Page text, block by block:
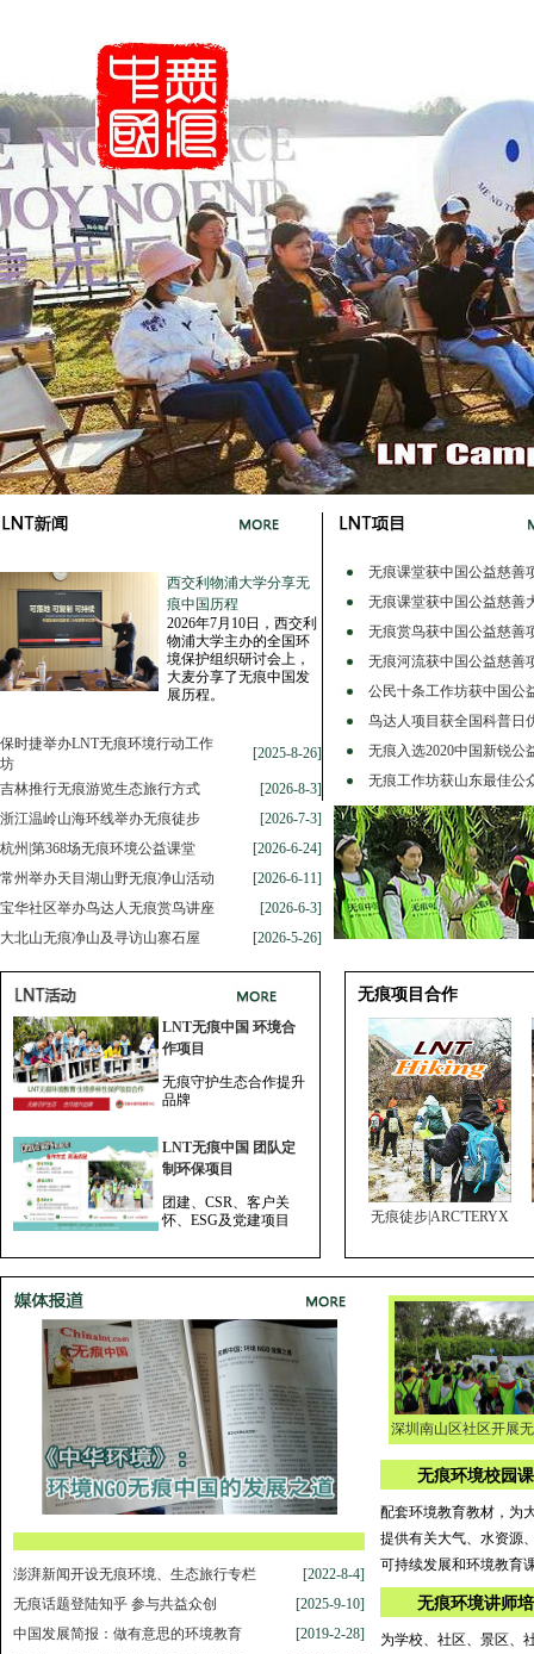
西交利物浦大学分享无
痕中国历程
2026年7月10日，西交利
物浦大学主办的全国环
境保护组织研讨会上，
大麦分享了无痕中国发
展历程。
保时捷举办LNT无痕环境行动工作
坊
[2025-8-26]
吉林推行无痕游览生态旅行方式
[2026-8-3]
浙江温岭山海环线举办无痕徒步
[2026-7-3]
杭州|第368场无痕环境公益课堂
[2026-6-24]
常州举办天目湖山野无痕净山活动
[2026-6-11]
宝华社区举办鸟达人无痕赏鸟讲座
[2026-6-3]
大北山无痕净山及寻访山寨石屋
[2026-5-26]
无痕课堂获中国公益慈善
无痕课堂获中国公益慈善
无痕赏鸟获中国公益慈善
无痕河流获中国公益慈善
公民十条工作坊获中国公
鸟达人项目获全国科普日
无痕入选2020中国新锐公
无痕工作坊获山东最佳公
LNT无痕中国 环境合
作项目
无痕守护生态合作提升
品牌
LNT无痕中国 团队定
制环保项目
团建、CSR、客户关
怀、ESG及党建项目
无痕项目合作
无痕徒步|ARC'TERYX
澎湃新闻开设无痕环境、生态旅行专栏
[2022-8-4]
无痕话题登陆知乎 参与共益众创
[2025-9-10]
中国发展简报：做有意思的环境教育
[2019-2-28]
深圳南山区社区开展
无痕环境校园
配套环境教育教材，为
提供有关大气、水资源
可持续发展和环境教育
无痕环境讲师
为学校、社区、景区、